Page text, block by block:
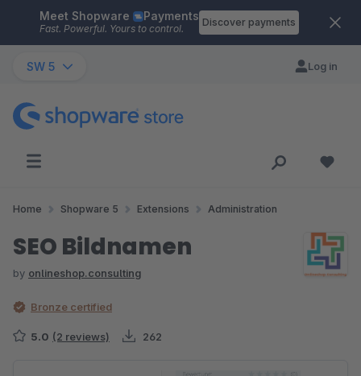
Skip to main content
Meet Shopware Payments
Fast. Powerful. Yours to control.
Discover payments
SW 5 Log in
Home Shopware 5 Extensions Administration
SEO Bildnamen
by onlineshop.consulting
Bronze certified
5.0 (2 reviews) 262